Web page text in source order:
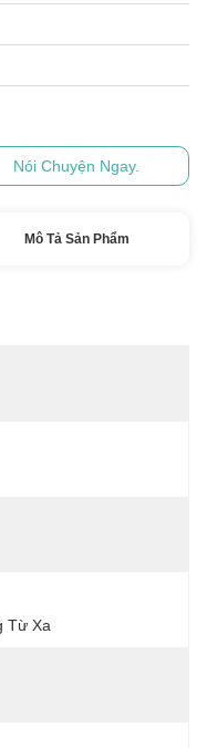
Nói Chuyện Ngay.
Mô Tả Sản Phẩm
Từ Xa